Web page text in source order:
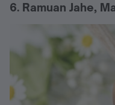
6. Ramuan Jahe,